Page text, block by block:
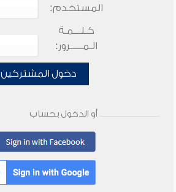
المستخدم:
كـلـــمـة
الـمـــــرور:
دخول المشتركين
أو الدخول بحساب